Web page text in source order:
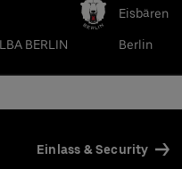
BERLIN
Eisbären
Berlin
Einlass & Security